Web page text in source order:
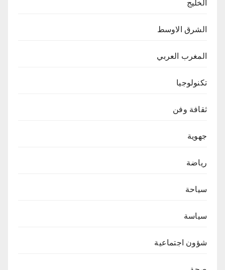
الخليج
الشرق الاوسط
المغرب العربي
تكنولوجيا
ثقافة وفن
جهوية
رياضة
سياحة
سياسة
شؤون اجتماعية